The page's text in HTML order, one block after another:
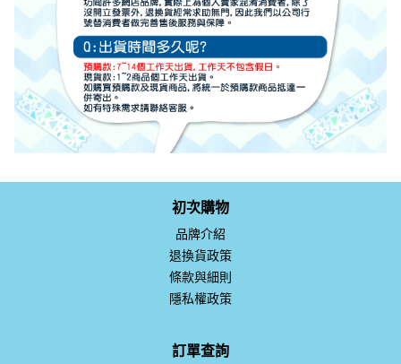
初次購物
品牌介紹
退換貨政策
條款與細則
隱私權政策
訂單查詢